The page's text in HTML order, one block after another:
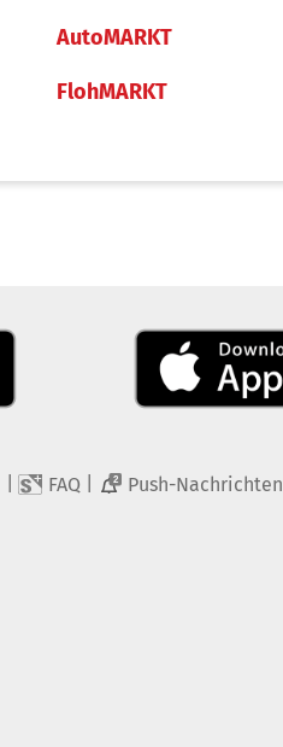
AutoMARKT
FlohMARKT
FAQ 2 Push-Nachrichten